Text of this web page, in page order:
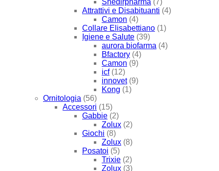
Shedirpharma (7)
Attrattivi e Disabituanti (4)
Camon (4)
Collare Elisabettiano (1)
Igiene e Salute (39)
aurora biofarma (4)
Bfactory (4)
Camon (9)
icf (12)
innovet (9)
Kong (1)
Ornitologia (56)
Accessori (15)
Gabbie (2)
Zolux (2)
Giochi (8)
Zolux (8)
Posatoi (5)
Trixie (2)
Zolux (3)